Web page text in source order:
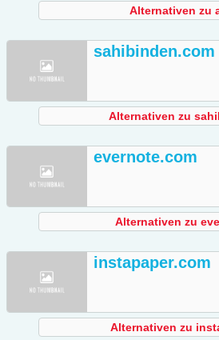
Alternativen zu
sahibinden.com
Alternativen zu
evernote.com
Alternativen zu
instapaper.com
Alternativen zu